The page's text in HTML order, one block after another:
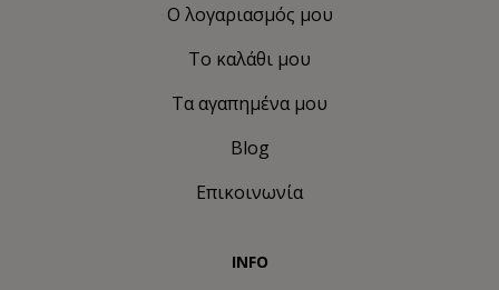
Ο λογαριασμός μου
Το καλάθι μου
Τα αγαπημένα μου
Blog
Επικοινωνία
INFO